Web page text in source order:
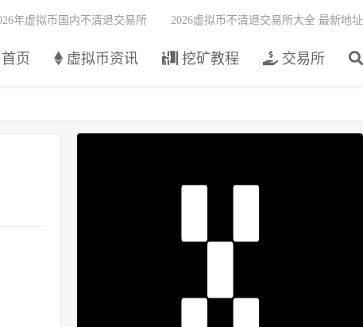
首页 虚拟币资讯 挖矿教程 交易所
年虚拟币国内不清退交易所 2026虚拟币不清退交易所大全 最新地址